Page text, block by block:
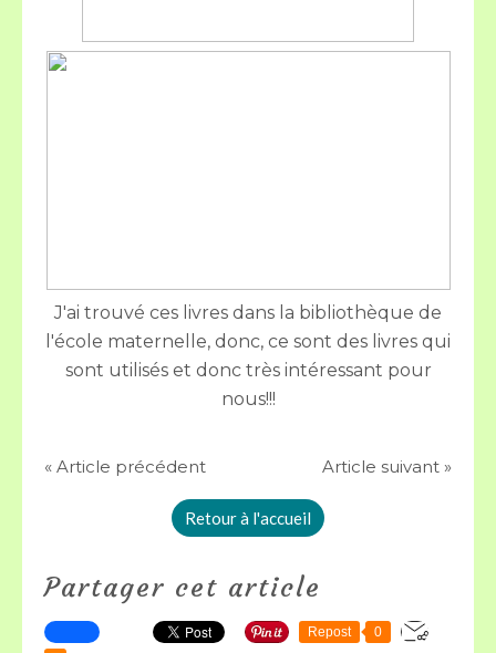
J'ai trouvé ces livres dans la bibliothèque de
l'école maternelle, donc, ce sont des livres qui
sont utilisés et donc très intéressant pour
nous!!!
« Article précédent Article suivant »
Retour à l'accueil
Partager cet article
Repost 0